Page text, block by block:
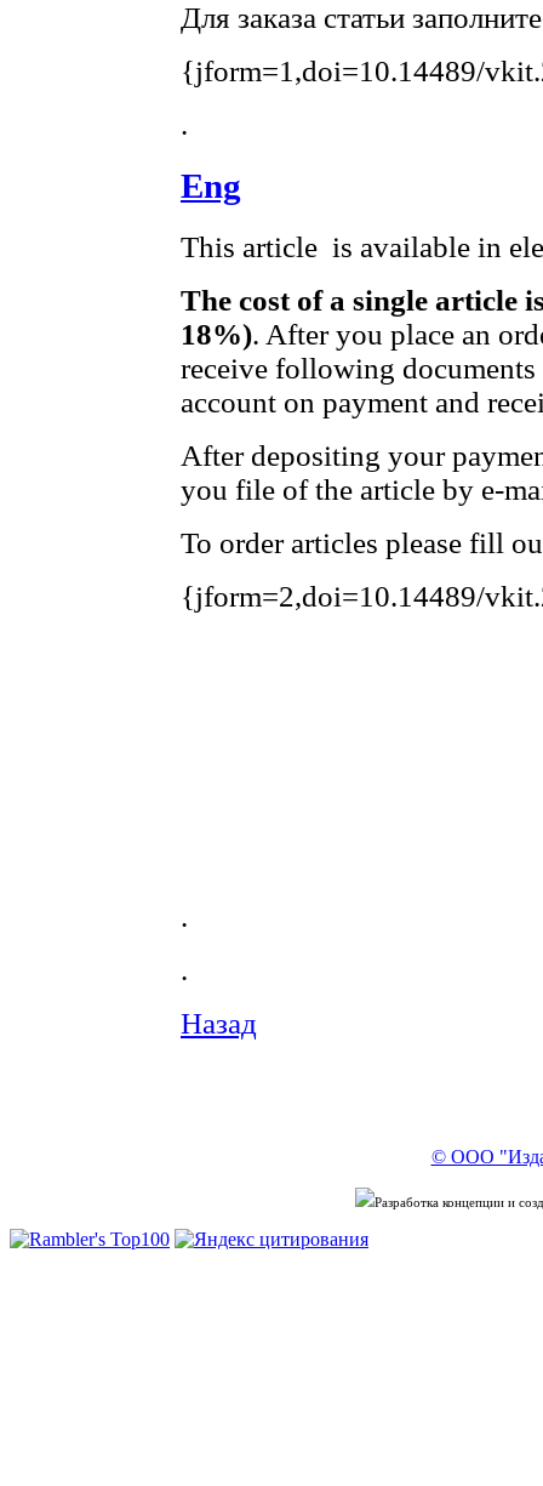
Для заказа статьи
{jform=1,doi=10.14489/
.
Eng
This article is available in
The cost of a single article
18%). After you place an
receive following
account on payment and
After depositing your
you file of the article by e-
To order articles please fill
{jform=2,doi=10.14489/
.
.
Назад
© ООО
Разработка концепции и